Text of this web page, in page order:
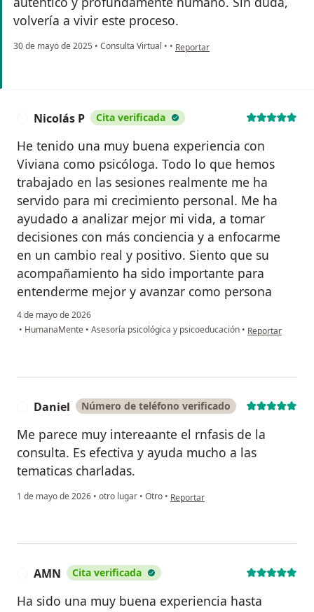
volvería a vivir este proceso.
30 de mayo de 2025 • Consulta Virtual • • en opinión del usuario Leonardo
Reportar
Nicolás P Cita verificada
He tenido una muy buena experiencia con
Viviana como psicóloga. Todo lo que hemos
trabajado en las sesiones realmente me ha
servido para mi crecimiento personal. Me ha
ayudado a analizar mejor mi vida, a tomar
decisiones con más conciencia y a enfocarme
en un cambio real y positivo. Siento que su
acompañamiento ha sido importante para
entenderme mejor y avanzar como persona
4 de mayo de 2026
• HumanaMente • Asesoría psicológica y psicoeducación • en opinión del
Reportar
Daniel Número de teléfono verificado
Me parece muy intereaante el rnfasis de la
consulta. Es efectiva y ayuda mucho a las
tematicas charladas.
1 de mayo de 2026 • otro lugar • Otro • en opinión del usuario Daniel
Reportar
AMN Cita verificada
Ha sido una muy buena experiencia hasta